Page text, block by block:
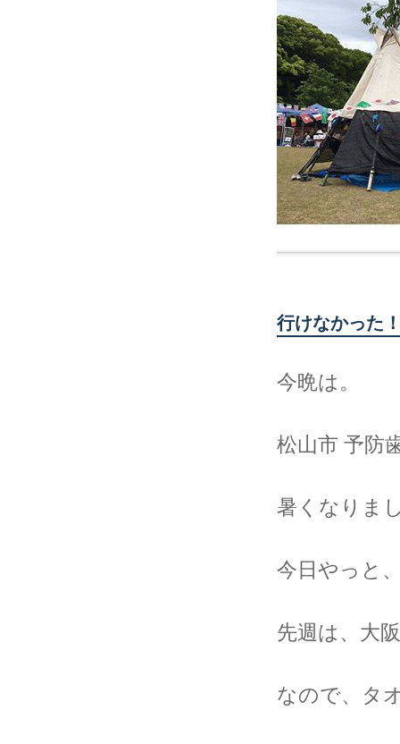
行けなかった
今晩は。
松山市 予防
暑くなりま
今日やっと
先週は、大
なので、タ